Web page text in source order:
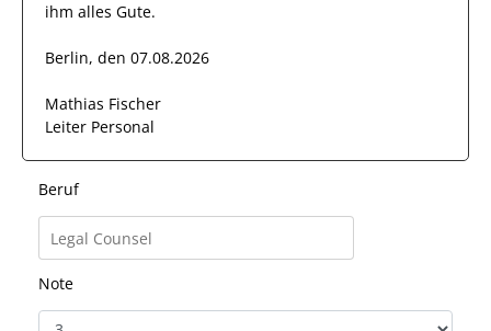
ihm alles Gute.
Berlin, den 07.08.2026
Mathias Fischer
Leiter Personal
Beruf
Note